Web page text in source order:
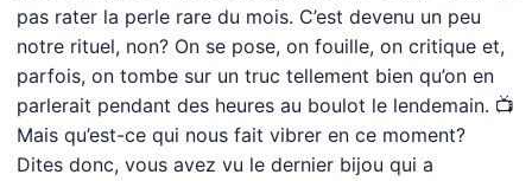
pas rater la perle rare du mois. C’est devenu un peu
notre rituel, non? On se pose, on fouille, on critique et,
parfois, on tombe sur un truc tellement bien qu’on en
parlerait pendant des heures au boulot le lendemain. 📺
Mais qu’est-ce qui nous fait vibrer en ce moment?
Dites donc, vous avez vu le dernier bijou qui a